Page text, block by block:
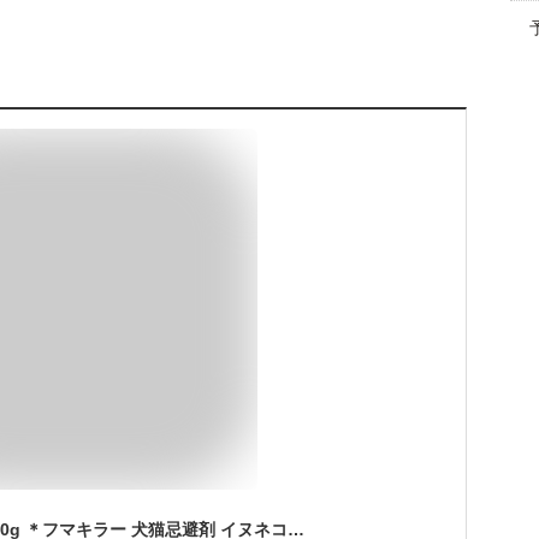
犬猫まわれ右 粒剤 850g ＊フマキラー 犬猫忌避剤 イヌネコ忌避/柑橘系のニオイと刺激成分ペッパーオイルを配合した犬猫忌避剤です/雨に強く/効果は約2-4週間続きます/消臭成分を配合しているので、フン尿臭を抑えて忌避効果をアップします